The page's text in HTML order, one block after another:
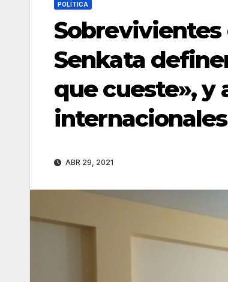
POLÍTICA
Sobrevivientes
Senkata
que cueste», y
internacionales
ABR 29, 2021